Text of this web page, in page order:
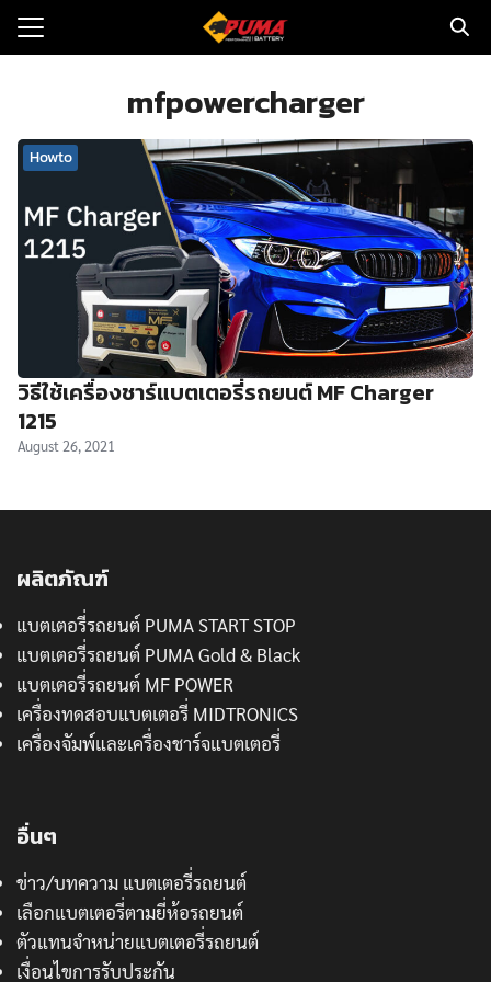
Skip
ก
มและข่าว
จำหน่าย
บเรา
mfpowercharger
Howto
วิธีใช้เครื่องชาร์แบตเตอรี่รถยนต์ MF Charger
1215
August 26, 2021
ผลิตภัณฑ์
แบตเตอรี่รถยนต์ PUMA START STOP
แบตเตอรี่รถยนต์ PUMA Gold & Black
แบตเตอรี่รถยนต์ MF POWER
เครื่องทดสอบแบตเตอรี่ MIDTRONICS
เครื่องจัมพ์และเครื่องชาร์จแบตเตอรี่
อื่นๆ
ข่าว/บทความ แบตเตอรี่รถยนต์
เลือกแบตเตอรี่ตามยี่ห้อรถยนต์
ตัวแทนจำหน่ายแบตเตอรี่รถยนต์
เงื่อนไขการรับประกัน